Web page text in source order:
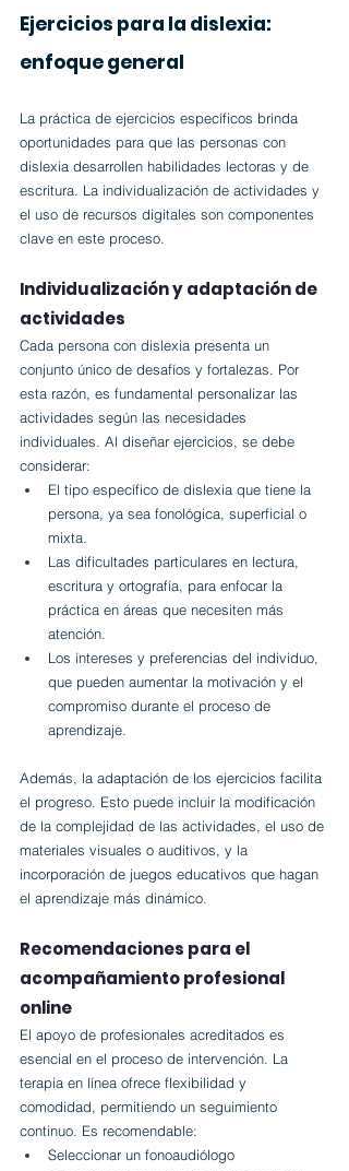
Ejercicios para la dislexia:
enfoque general
La práctica de ejercicios específicos brinda
oportunidades para que las personas con
dislexia desarrollen habilidades lectoras y de
escritura. La individualización de actividades y
el uso de recursos digitales son componentes
clave en este proceso.
Individualización y adaptación de
actividades
Cada persona con dislexia presenta un
conjunto único de desafíos y fortalezas. Por
esta razón, es fundamental personalizar las
actividades según las necesidades
individuales. Al diseñar ejercicios, se debe
considerar:
El tipo específico de dislexia que tiene la
persona, ya sea fonológica, superficial o
mixta.
Las dificultades particulares en lectura,
escritura y ortografía, para enfocar la
práctica en áreas que necesiten más
atención.
Los intereses y preferencias del individuo,
que pueden aumentar la motivación y el
compromiso durante el proceso de
aprendizaje.
Además, la adaptación de los ejercicios facilita
el progreso. Esto puede incluir la modificación
de la complejidad de las actividades, el uso de
materiales visuales o auditivos, y la
incorporación de juegos educativos que hagan
el aprendizaje más dinámico.
Recomendaciones para el
acompañamiento profesional
online
El apoyo de profesionales acreditados es
esencial en el proceso de intervención. La
terapia en línea ofrece flexibilidad y
comodidad, permitiendo un seguimiento
continuo. Es recomendable:
Seleccionar un fonoaudiólogo